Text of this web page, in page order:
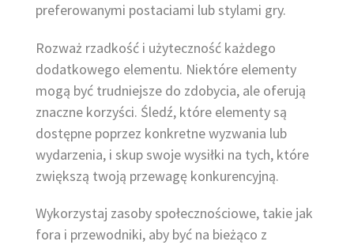
preferowanymi postaciami lub stylami gry.
Rozważ rzadkość i użyteczność każdego
dodatkowego elementu. Niektóre elementy
mogą być trudniejsze do zdobycia, ale oferują
znaczne korzyści. Śledź, które elementy są
dostępne poprzez konkretne wyzwania lub
wydarzenia, i skup swoje wysiłki na tych, które
zwiększą twoją przewagę konkurencyjną.
Wykorzystaj zasoby społecznościowe, takie jak
fora i przewodniki, aby być na bieżąco z